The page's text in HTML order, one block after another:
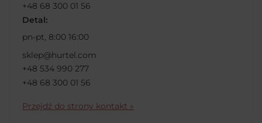
+48 68 300 01 56
Detal:
pn-pt, 8:00 16:00
sklep@hurtel.com
+48 534 990 277
+48 68 300 01 56
Przejdź do strony kontakt »